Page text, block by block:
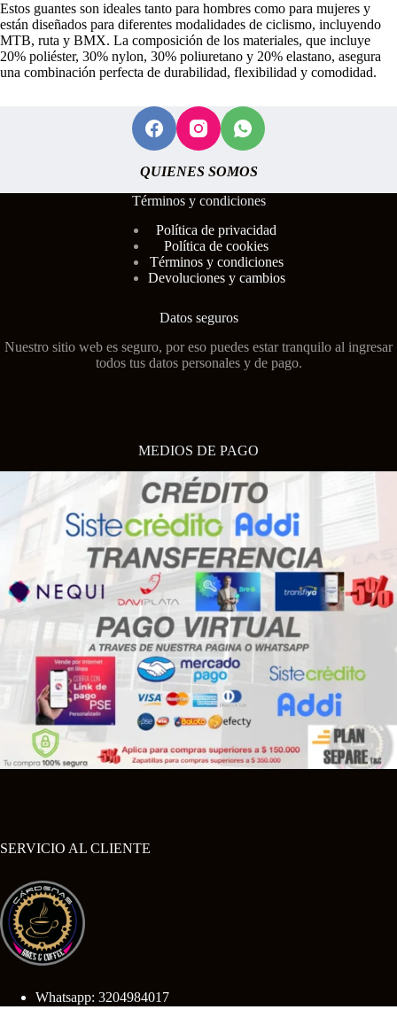
Estos guantes son ideales tanto para hombres como para mujeres y
están diseñados para diferentes modalidades de ciclismo, incluyendo
MTB, ruta y BMX. La composición de los materiales, que incluye
20% poliéster, 30% nylon, 30% poliuretano y 20% elastano, asegura
una combinación perfecta de durabilidad, flexibilidad y comodidad.
QUIENES SOMOS
Términos y condiciones
Política de privacidad
Política de cookies
Términos y condiciones
Devoluciones y cambios
Datos seguros
Nuestro sitio web es seguro, por eso puedes estar tranquilo al ingresar
todos tus datos personales y de pago.
MEDIOS DE PAGO
SERVICIO AL CLIENTE
Whatsapp: 3204984017